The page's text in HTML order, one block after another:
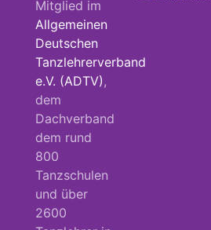
Mitglied im
Allgemeinen
Deutschen
Tanzlehrerverband
e.V. (ADTV),
dem
Dachverband
dem rund
800
Tanzschulen
und über
2600